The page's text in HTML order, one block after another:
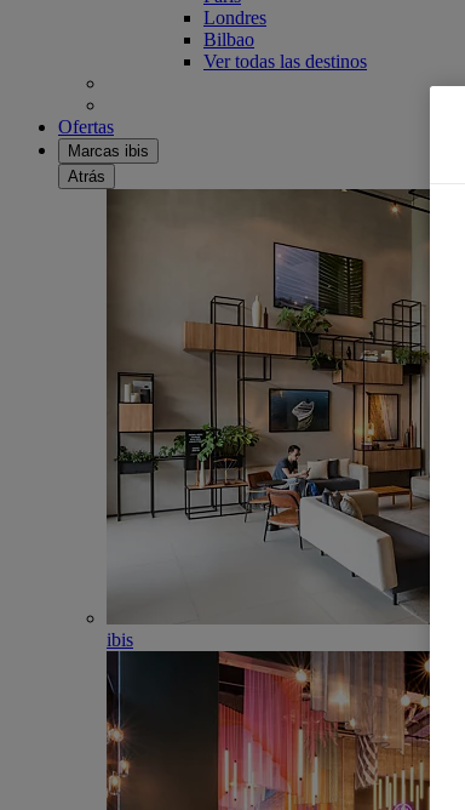
Londres
Bilbao
Ver todas las destinos
Ofertas
Marcas ibis
Atrás
ibis